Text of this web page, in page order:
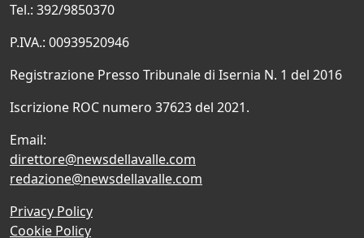
Tel.: 392/9850370
P.IVA.: 00939520946
Registrazione Presso Tribunale di Isernia N. 1 del 2016
Iscrizione ROC numero 37623 del 2021.
Email:
direttore@newsdellavalle.com
redazione@newsdellavalle.com
Privacy Policy
Cookie Policy